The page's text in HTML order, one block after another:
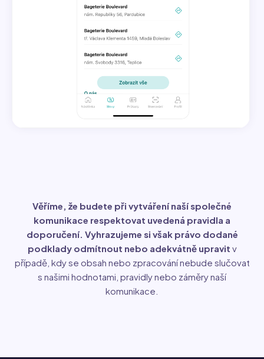
Věříme, že budete při vytváření naší společné
komunikace respektovat uvedená pravidla a
doporučení. Vyhrazujeme si však právo dodané
podklady odmítnout nebo adekvátně upravit v
případě, kdy se obsah nebo zpracování nebude slučovat
s našimi hodnotami, pravidly nebo záměry naší
komunikace.